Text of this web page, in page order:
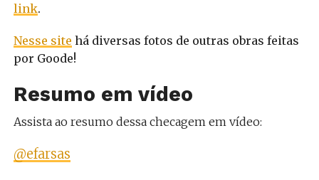
link.
Nesse site há diversas fotos de outras obras feitas
por Goode!
Resumo em vídeo
Assista ao resumo dessa checagem em vídeo:
@efarsas